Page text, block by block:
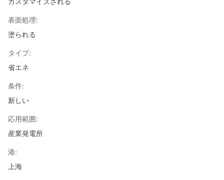
表面処理:
塗られる
タイプ:
省エネ
条件:
新しい
応用範囲:
産業発電所
港:
上海